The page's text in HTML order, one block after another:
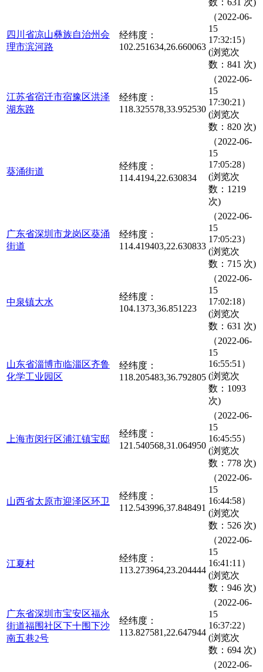
数：631 次)
四川省凉山彝族自治州会
理市滨河路
经纬度：
102.251634,26.660063
（2022-06-
15
17:32:15）
(浏览次
数：841 次)
江苏省宿迁市宿豫区洪泽
湖东路
经纬度：
118.325578,33.952530
（2022-06-
15
17:30:21）
(浏览次
数：820 次)
葵涌街道
经纬度：
114.4194,22.630834
（2022-06-
15
17:05:28）
(浏览次
数：1219
次)
广东省深圳市龙岗区葵涌
街道
经纬度：
114.419403,22.630833
（2022-06-
15
17:05:23）
(浏览次
数：715 次)
中泉镇大水
经纬度：
104.1373,36.851223
（2022-06-
15
17:02:18）
(浏览次
数：631 次)
山东省淄博市临淄区齐鲁
化学工业园区
经纬度：
118.205483,36.792805
（2022-06-
15
16:55:51）
(浏览次
数：1093
次)
上海市闵行区浦江镇宝邸
经纬度：
121.540568,31.064950
（2022-06-
15
16:45:55）
(浏览次
数：778 次)
山西省太原市迎泽区环卫
经纬度：
112.543996,37.848491
（2022-06-
15
16:44:58）
(浏览次
数：526 次)
江夏村
经纬度：
113.273964,23.204444
（2022-06-
15
16:41:11）
(浏览次
数：946 次)
广东省深圳市宝安区福永
街道福围社区下十围下沙
南五巷2号
经纬度：
113.827581,22.647944
（2022-06-
15
16:37:22）
(浏览次
数：694 次)
（2022-06-